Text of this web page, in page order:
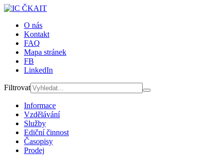
O nás
Kontakt
FAQ
Mapa stránek
FB
LinkedIn
Filtrovat
Informace
Vzdělávání
Služby
Ediční činnost
Časopisy
Prodej